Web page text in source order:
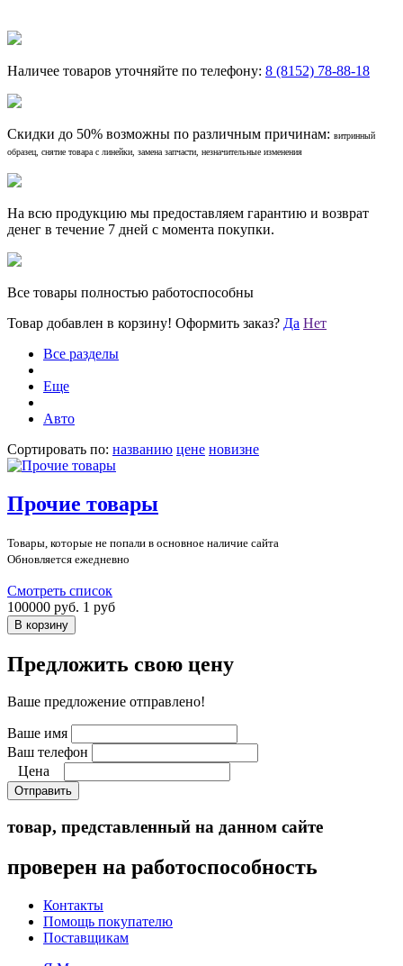
Наличее товаров уточняйте по телефону: 8 (8152) 78-88-18
Скидки до 50% возможны по различным причинам: витринный
образец, снятие товара с линейки, замена запчасти, незначительные изменения
На всю продукцию мы предоставляем гарантию и возврат
денег в течение 7 дней с момента покупки.
Все товары полностью работоспособны
Товар добавлен в корзину! Оформить заказ? Да Нет
Все разделы
Еще
Авто
Сортировать по: названию цене новизне
Прочие товары
Товары, которые не попали в основное наличие сайта
Обновляется ежедневно
Смотреть список
100000 руб. 1 руб
Предложить свою цену
Ваше предложение отправлено!
Ваше имя
Ваш телефон
Цена
Отправить
товар, представленный на данном сайте
проверен на работоспособность
Контакты
Помощь покупателю
Поставщикам